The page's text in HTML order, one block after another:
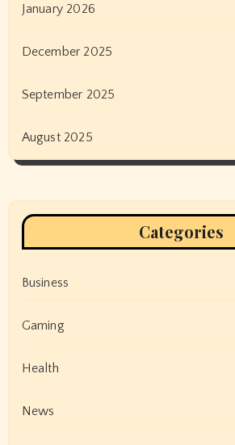
January 2026
December 2025
September 2025
August 2025
Categories
Business
Gaming
Health
News